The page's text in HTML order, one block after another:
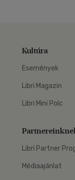
Kultúra
Események
Libri Magazin
Libri Mini Polc
Libri Partner
Médiaajánlat